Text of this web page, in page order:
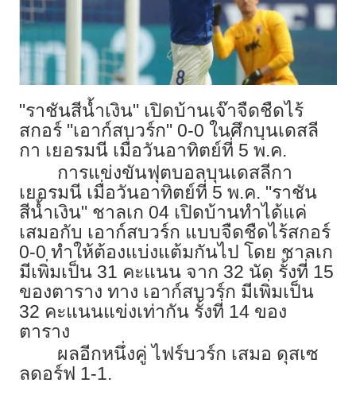
"ราชันสีน้ำเงิน" เปิดบ้านเจ๊าจืดชืดไร้
สกอร์ "เอาก์สบวร์ก" 0-0 ในศึกบุนเดสลี
กา เยอรมนี เมื่อวันอาทิตย์ที่ 5 พ.ค.
การแข่งขันฟุตบอลบุนเดสลีกา
เยอรมนี เมื่อวันอาทิตย์ที่ 5 พ.ค. "ราชัน
สีน้ำเงิน" ชาลเก 04 เปิดบ้านทำได้แค่
เสมอกับ เอาก์สบวร์ก แบบจืดชืดไร้สกอร์
0-0 ทำให้ต้องแบ่งแต้มกันไป โดย ชาลเก
มีเพิ่มเป็น 31 คะแนน จาก 32 นัด รั้งที่ 15
ของตาราง ทาง เอาก์สบวร์ก มีเพิ่มเป็น
32 คะแนนแข่งเท่ากัน รั้งที่ 14 ของ
ตาราง
ผลอีกหนึ่งคู่ ไฟร์บวร์ก เสมอ ดุสเซ
ลดอร์ฟ 1-1.